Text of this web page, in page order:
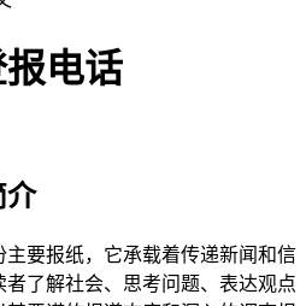
电话
介
要报纸，它承载着传递新闻和信
了解社会、思考问题、表达观点